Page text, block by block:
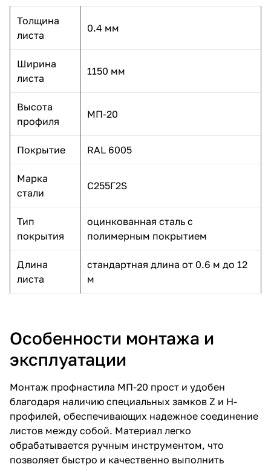
Толщина
листа
0.4 мм
Ширина
листа
1150 мм
Высота
профиля
МП-20
Покрытие RAL 6005
Марка
стали
С255Г2S
Тип
покрытия
оцинкованная сталь с
полимерным покрытием
Длина
листа
стандартная длина от 0.6 м до 12
м
Особенности монтажа и
эксплуатации
Монтаж профнастила МП-20 прост и удобен
благодаря наличию специальных замков Z и Н-
профилей, обеспечивающих надежное соединение
листов между собой. Материал легко
обрабатывается ручным инструментом, что
позволяет быстро и качественно выполнить